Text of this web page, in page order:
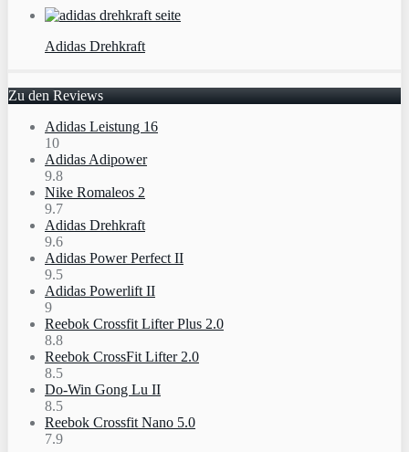
Adidas Drehkraft
Zu den Reviews
Adidas Leistung 16
10
Adidas Adipower
9.8
Nike Romaleos 2
9.7
Adidas Drehkraft
9.6
Adidas Power Perfect II
9.5
Adidas Powerlift II
9
Reebok Crossfit Lifter Plus 2.0
8.8
Reebok CrossFit Lifter 2.0
8.5
Do-Win Gong Lu II
8.5
Reebok Crossfit Nano 5.0
7.9